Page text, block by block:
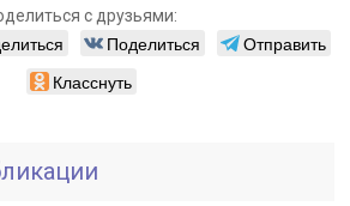
с друзьями:
Поделиться
Отправить
Класснуть